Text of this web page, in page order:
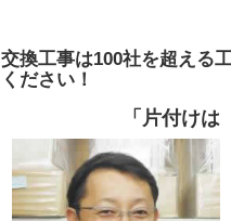
交換工事は100社を超える
ください！
「片付け